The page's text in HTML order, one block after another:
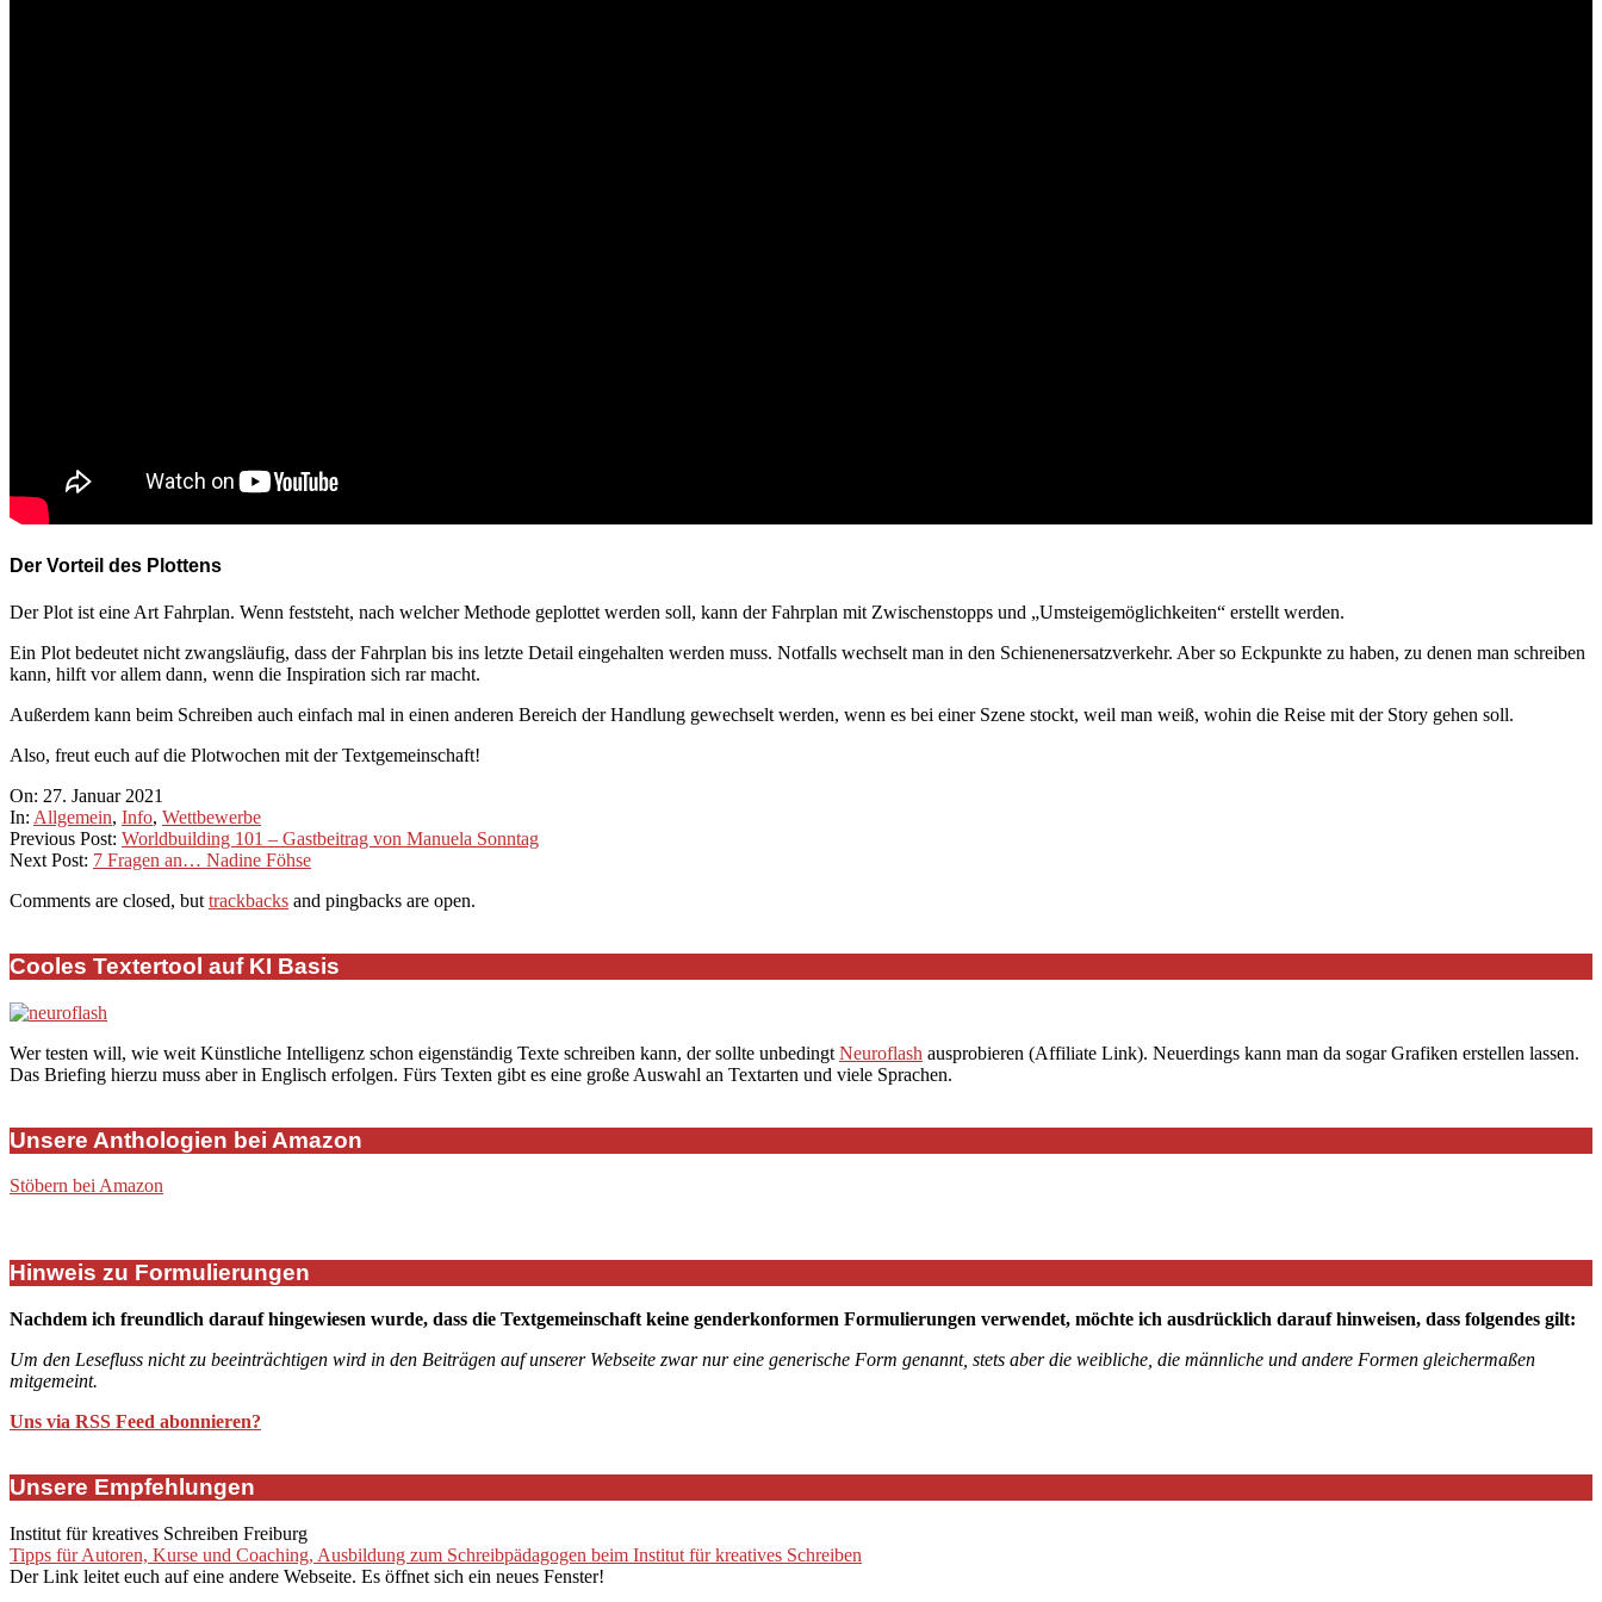
Der Vorteil des Plottens
Der Plot ist eine Art Fahrplan. Wenn feststeht, nach welcher Methode geplottet werden soll, kann der Fahrplan mit Zwischenstopps und „Umsteigemöglichkeiten“ erstellt werden.
Ein Plot bedeutet nicht zwangsläufig, dass der Fahrplan bis ins letzte Detail eingehalten werden muss. Notfalls wechselt man in den Schienenersatzverkehr. Aber so Eckpunkte zu haben, zu denen man schreiben
kann, hilft vor allem dann, wenn die Inspiration sich rar macht.
Außerdem kann beim Schreiben auch einfach mal in einen anderen Bereich der Handlung gewechselt werden, wenn es bei einer Szene stockt, weil man weiß, wohin die Reise mit der Story gehen soll.
Also, freut euch auf die Plotwochen mit der Textgemeinschaft!
2021-
01-
27
On: 27. Januar 2021
In: Allgemein, Info, Wettbewerbe
Previous Post: Worldbuilding 101 – Gastbeitrag von Manuela Sonntag
Next Post: 7 Fragen an… Nadine Föhse
Comments are closed, but trackbacks and pingbacks are open.
Cooles Textertool auf KI Basis
Wer testen will, wie weit Künstliche Intelligenz schon eigenständig Texte schreiben kann, der sollte unbedingt Neuroflash ausprobieren (Affiliate Link). Neuerdings kann man da sogar Grafiken erstellen lassen.
Das Briefing hierzu muss aber in Englisch erfolgen. Fürs Texten gibt es eine große Auswahl an Textarten und viele Sprachen.
Unsere Anthologien bei Amazon
Stöbern bei Amazon
Hinweis zu Formulierungen
Nachdem ich freundlich darauf hingewiesen wurde, dass die Textgemeinschaft keine genderkonformen Formulierungen verwendet, möchte ich ausdrücklich darauf hinweisen, dass folgendes gilt:
Um den Lesefluss nicht zu beeinträchtigen wird in den Beiträgen auf unserer Webseite zwar nur eine generische Form genannt, stets aber die weibliche, die männliche und andere Formen gleichermaßen
mitgemeint.
Uns via RSS Feed abonnieren?
Unsere Empfehlungen
Institut für kreatives Schreiben Freiburg
Tipps für Autoren, Kurse und Coaching, Ausbildung zum Schreibpädagogen beim Institut für kreatives Schreiben
Der Link leitet euch auf eine andere Webseite. Es öffnet sich ein neues Fenster!